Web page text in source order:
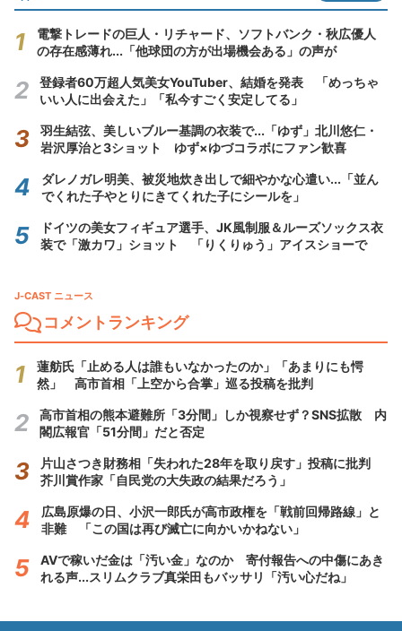
電撃トレードの巨人・リチャード、ソフトバンク・秋広優人
の存在感薄れ...「他球団の方が出場機会ある」の声が
登録者60万超人気美女YouTuber、結婚を発表 「めっちゃ
いい人に出会えた」「私今すごく安定してる」
羽生結弦、美しいブルー基調の衣装で...「ゆず」北川悠仁・
岩沢厚治と3ショット ゆず×ゆづコラボにファン歓喜
ダレノガレ明美、被災地炊き出しで細やかな心遣い...「並ん
でくれた子やとりにきてくれた子にシールを」
ドイツの美女フィギュア選手、JK風制服＆ルーズソックス衣
装で「激カワ」ショット 「りくりゅう」アイスショーで
J-CAST ニュース
コメントランキング
蓮舫氏「止める人は誰もいなかったのか」「あまりにも愕
然」 高市首相「上空から合掌」巡る投稿を批判
高市首相の熊本避難所「3分間」しか視察せず？SNS拡散 内
閣広報官「51分間」だと否定
片山さつき財務相「失われた28年を取り戻す」投稿に批判
芥川賞作家「自民党の大失政の結果だろう」
広島原爆の日、小沢一郎氏が高市政権を「戦前回帰路線」と
非難 「この国は再び滅亡に向かいかねない」
AVで稼いだ金は「汚い金」なのか 寄付報告への中傷にあき
れる声...スリムクラブ真栄田もバッサリ「汚い心だね」